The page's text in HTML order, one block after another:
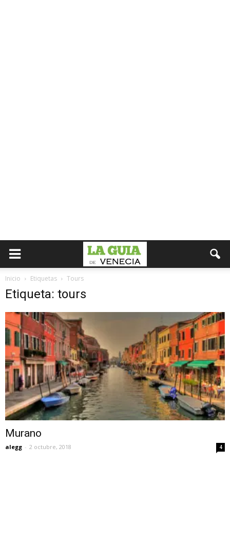
Inicio Etiquetas Tours
Etiqueta: tours
Murano
alegg - 2 octubre, 2018 4